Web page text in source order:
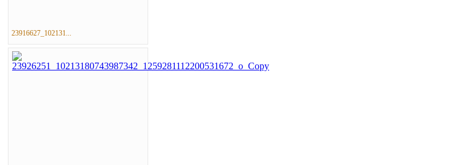
23916627_102131...